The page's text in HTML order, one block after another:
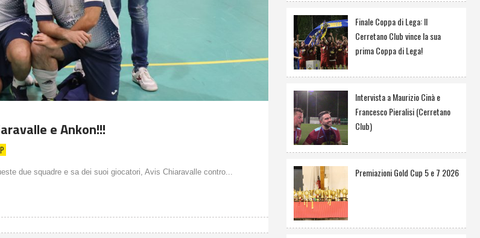
e Ankon!!!
due squadre e sa dei suoi giocatori, Avis Chiaravalle contro...
Finale Coppa di Lega: Il
Cerretano Club vince la sua
prima Coppa di Lega!
Intervista a Maurizio Cinà e
Francesco Pieralisi (Cerretano
Club)
Premiazioni Gold Cup 5 e 7 2026